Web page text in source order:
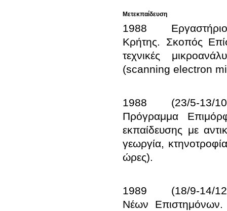
Μετεκπαίδευση
1988
Κρήτης. Σκοπός
τεχνικές
1988 	(23/5-13/10)
Πρόγραμμα
εκπαίδευσης με
γεωργία,
1989 	(18/9-14/
Νέων Επιστημόνων.